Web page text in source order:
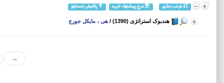
مرتب سازی درج پیشنهاد خرید پالایش جستجو
هندبوک استراتژی (1390) / هی ، مایکل جورج
→